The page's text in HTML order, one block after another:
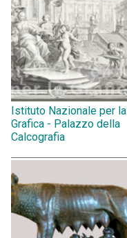
Istituto Nazionale per la
Grafica - Palazzo della
Calcografia